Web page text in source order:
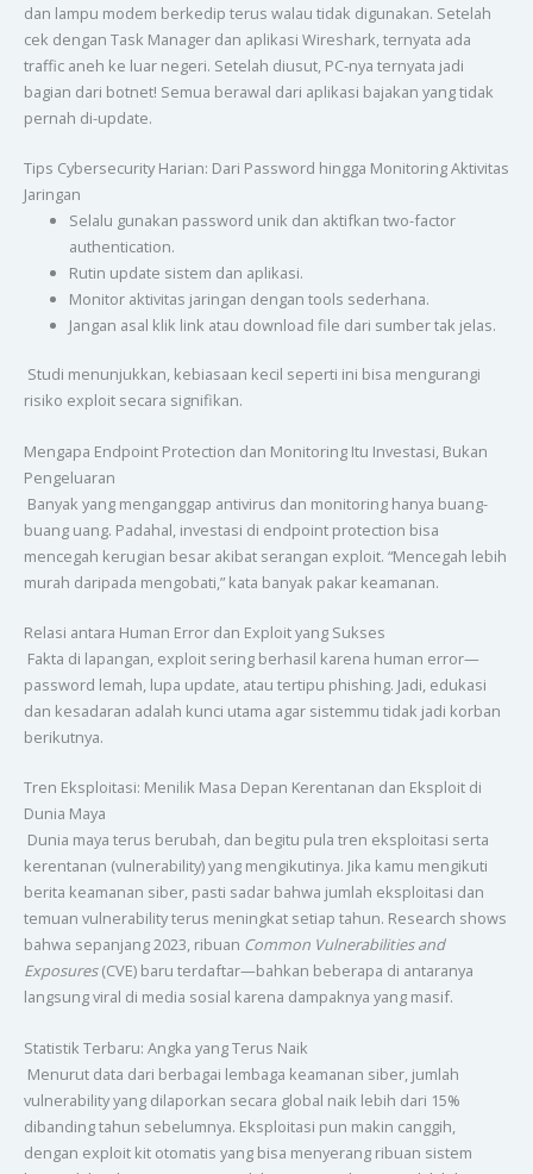
dan lampu modem berkedip terus walau tidak digunakan. Setelah
cek dengan Task Manager dan aplikasi Wireshark, ternyata ada
traffic aneh ke luar negeri. Setelah diusut, PC-nya ternyata jadi
bagian dari botnet! Semua berawal dari aplikasi bajakan yang tidak
pernah di-update.
Tips Cybersecurity Harian: Dari Password hingga Monitoring Aktivitas
Jaringan
Selalu gunakan password unik dan aktifkan two-factor
authentication.
Rutin update sistem dan aplikasi.
Monitor aktivitas jaringan dengan tools sederhana.
Jangan asal klik link atau download file dari sumber tak jelas.
Studi menunjukkan, kebiasaan kecil seperti ini bisa mengurangi
risiko exploit secara signifikan.
Mengapa Endpoint Protection dan Monitoring Itu Investasi, Bukan
Pengeluaran
Banyak yang menganggap antivirus dan monitoring hanya buang-
buang uang. Padahal, investasi di endpoint protection bisa
mencegah kerugian besar akibat serangan exploit. “Mencegah lebih
murah daripada mengobati,” kata banyak pakar keamanan.
Relasi antara Human Error dan Exploit yang Sukses
Fakta di lapangan, exploit sering berhasil karena human error—
password lemah, lupa update, atau tertipu phishing. Jadi, edukasi
dan kesadaran adalah kunci utama agar sistemmu tidak jadi korban
berikutnya.
Tren Eksploitasi: Menilik Masa Depan Kerentanan dan Eksploit di
Dunia Maya
Dunia maya terus berubah, dan begitu pula tren eksploitasi serta
kerentanan (vulnerability) yang mengikutinya. Jika kamu mengikuti
berita keamanan siber, pasti sadar bahwa jumlah eksploitasi dan
temuan vulnerability terus meningkat setiap tahun. Research shows
bahwa sepanjang 2023, ribuan Common Vulnerabilities and
Exposures(CVE) baru terdaftar—bahkan beberapa di antaranya
langsung viral di media sosial karena dampaknya yang masif.
Statistik Terbaru: Angka yang Terus Naik
Menurut data dari berbagai lembaga keamanan siber, jumlah
vulnerability yang dilaporkan secara global naik lebih dari 15%
dibanding tahun sebelumnya. Eksploitasi pun makin canggih,
dengan exploit kit otomatis yang bisa menyerang ribuan sistem